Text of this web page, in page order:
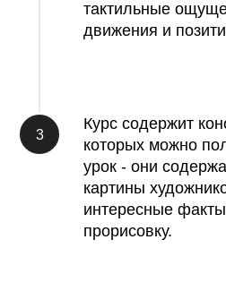
тактильные
движения и
Курс содержит
которых можно
урок - они
картины
интересные
прорисовку.